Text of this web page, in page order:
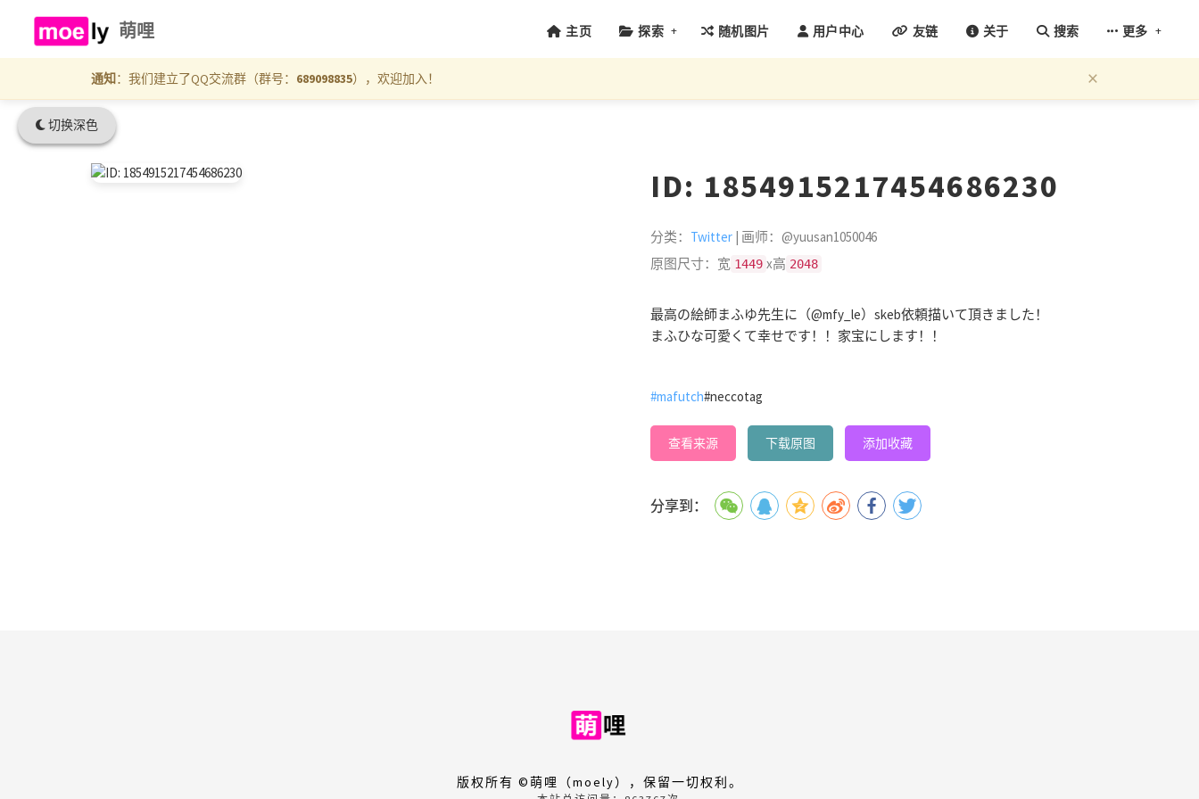
切换深色
萌哩 主页 探索 + 随机图片 用户中心 友链 关于 搜索 更多 +
通知：我们建立了QQ交流群（群号： 689098835），欢迎加入！ ×
ID: 1854915217454686230
分类： Twitter | 画师：@yuusan1050046
原图尺寸：宽 1449 x高 2048
最高の絵師まふゆ先生に（@mfy_le）skeb依頼描いて頂きました！
まふひな可愛くて幸せです！！家宝にします！！
#mafutch#neccotag
查看来源 下载原图 添加收藏
分享到：
版权所有 ©萌哩（moely），保留一切权利。